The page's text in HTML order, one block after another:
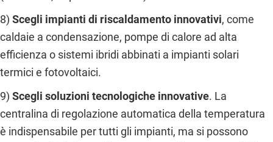
8) Scegli impianti di riscaldamento innovativi, come
caldaie a condensazione, pompe di calore ad alta
efficienza o sistemi ibridi abbinati a impianti solari
termici e fotovoltaici.
9) Scegli soluzioni tecnologiche innovative. La
centralina di regolazione automatica della temperatura
è indispensabile per tutti gli impianti, ma si possono